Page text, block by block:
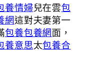
養情婦兒在雲包
網這對夫妻第一
包養包養網面，
養意思太包養合